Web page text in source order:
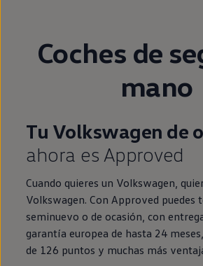
Coches de
mano
Tu Volkswagen de
ahora es Approved
Cuando quieres un Volkswagen,
Volkswagen. Con Approved puedes
seminuevo o de ocasión, con
garantía europea de hasta 24
de 126 puntos y muchas más